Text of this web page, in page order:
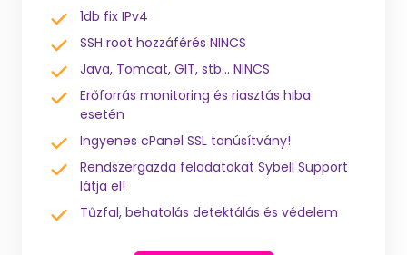
1db fix IPv4
SSH root hozzáférés NINCS
Java, Tomcat, GIT, stb... NINCS
Erőforrás monitoring és riasztás hiba
esetén
Ingyenes cPanel SSL tanúsítvány!
Rendszergazda feladatokat Sybell Support
látja el!
Tűzfal, behatolás detektálás és védelem